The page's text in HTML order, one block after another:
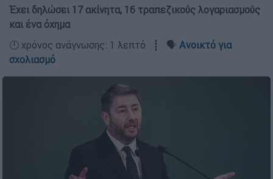
Έχει δηλώσει 17 ακίνητα, 16 τραπεζικούς λογαριασμούς
και ένα όχημα
🕛 χρόνος ανάγνωσης: 1 λεπτό ┋ 🗣️ Ανοικτό για
σχολιασμό